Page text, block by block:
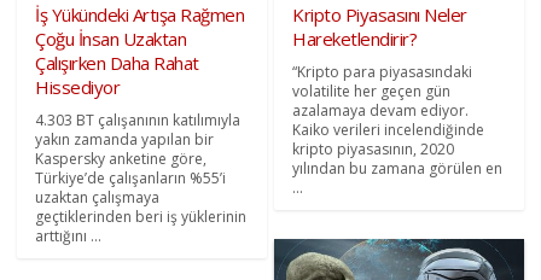
İş Yükündeki Artışa Rağmen
Çoğu İnsan Uzaktan
Çalışırken Daha Rahat
Hissediyor
4.303 BT çalışanının katılımıyla
yakın zamanda yapılan bir
Kaspersky anketine göre,
Türkiye’de çalışanların %55’i
uzaktan çalışmaya
geçtiklerinden beri iş yüklerinin
arttığını ...
Kripto Piyasasını Neler
Hareketlendirir?
“Kripto para piyasasındaki
volatilite her geçen gün
azalamaya devam ediyor.
Kaiko verileri incelendiğinde
kripto piyasasının, 2020
yılından bu zamana görülen en
...